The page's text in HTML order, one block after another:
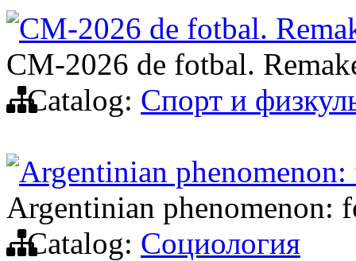
CM-2026 de fotbal.
CM-2026 de fotbal.
Catalog: Спорт и
Argentinian
Argentinian phenomenon:
Catalog: Социология